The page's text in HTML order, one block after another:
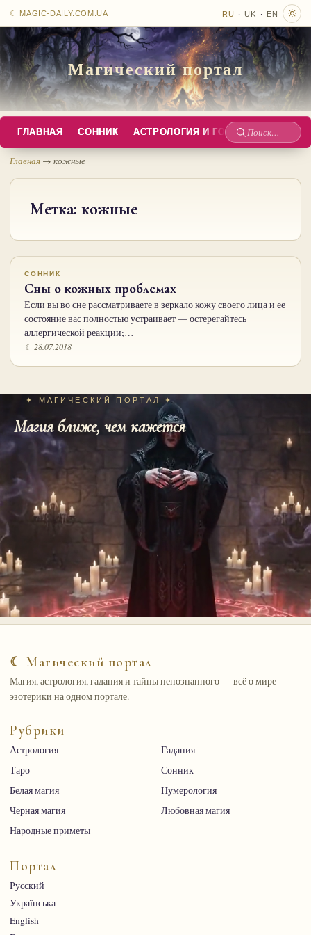
☾ MAGIC-DAILY.COM.UA RU · UK · EN
Магический портал
ГЛАВНАЯ СОННИК АСТРОЛОГИЯ И ГОРОСКОПЫ
Поиск
сайту
Главная → кожные
Метка: кожные
СОННИК
Сны о кожных проблемах
Если вы во сне рассматриваете в зеркало кожу своего лица и ее
состояние вас полностью устраивает — остерегайтесь
аллергической реакции;…
☾ 28.07.2018
✦ МАГИЧЕСКИЙ ПОРТАЛ ✦
Магия ближе, чем кажется
☾ Магический портал
Магия, астрология, гадания и тайны непознанного — всё о мире
эзотерики на одном портале.
Рубрики
Астрология
Гадания
Таро
Сонник
Белая магия
Нумерология
Черная магия
Любовная магия
Народные приметы
Портал
Русский
Українська
English